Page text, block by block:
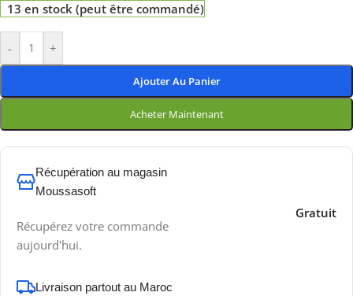
13 en stock (peut être commandé)
- +
Ajouter Au Panier
Acheter Maintenant
Récupération au magasin
Moussasoft
Récupérez votre commande
aujourd'hui.
Gratuit
Livraison partout au Maroc